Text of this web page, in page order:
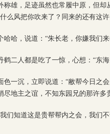
称雄，足迹虽然也常履中原，但
么风把你吹来了？同来的还有这
哈哈，说道：“朱长老，你嫌我们
鹤二人都是吃了一惊，心想：“东
色一沉，立即说道：“敝帮今日之
尽地主之谊，不知东园兄的那许
们知道这是贵帮帮内之会，我们